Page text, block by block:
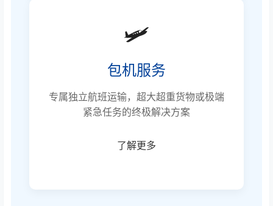
🛩️
包机服务
专属独立航班运输，超大超重货物或极端
紧急任务的终极解决方案
了解更多